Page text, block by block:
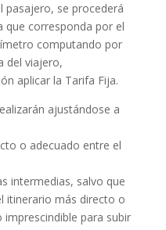
pasajero, se procederá
que corresponda por el
computando por
del viajero,
aplicar la Tarifa Fija.
ajustándose a
o adecuado entre el
intermedias, salvo que
itinerario más directo o
para subir